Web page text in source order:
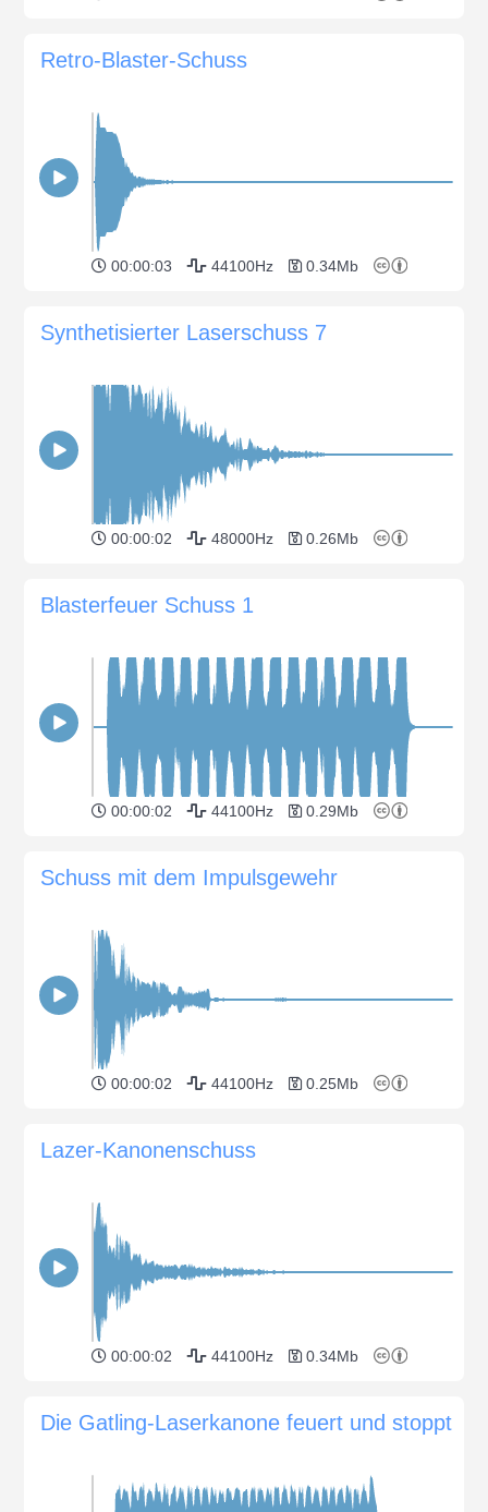
Retro-Blaster-Schuss
00:00:03 44100Hz 0.34Mb
Synthetisierter Laserschuss 7
00:00:02 48000Hz 0.26Mb
Blasterfeuer Schuss 1
00:00:02 44100Hz 0.29Mb
Schuss mit dem Impulsgewehr
00:00:02 44100Hz 0.25Mb
Lazer-Kanonenschuss
00:00:02 44100Hz 0.34Mb
Die Gatling-Laserkanone feuert und stoppt